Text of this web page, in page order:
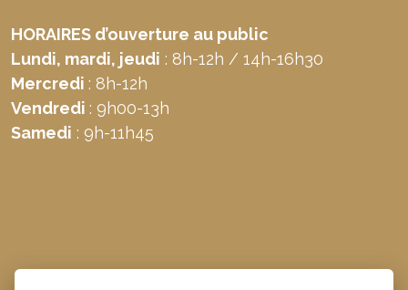
HORAIRES d’ouverture au public
Lundi, mardi, jeudi : 8h-12h / 14h-16h30
Mercredi : 8h-12h
Vendredi : 9h00-13h
Samedi : 9h-11h45